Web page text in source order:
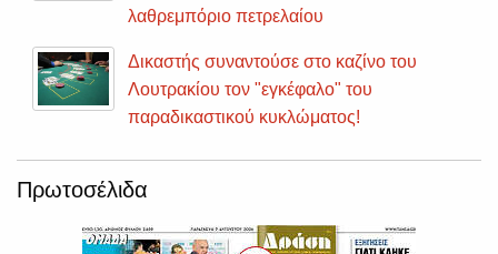
λαθρεμπόριο πετρελαίου
Δικαστής συναντούσε στο καζίνο του
Λουτρακίου τον "εγκέφαλο" του
παραδικαστικού κυκλώματος!
Πρωτοσέλιδα